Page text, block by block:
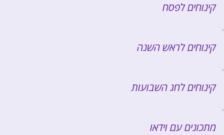
קינוחים לפסח
,
קינוחים לראש השנה
,
קינוחים לחג השבועות
,
מתכונים עם וידאו